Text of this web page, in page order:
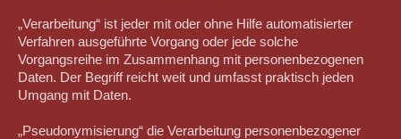
„Verarbeitung“ ist jeder mit oder ohne Hilfe automatisierter
Verfahren ausgeführte Vorgang oder jede solche
Vorgangsreihe im Zusammenhang mit personenbezogenen
Daten. Der Begriff reicht weit und umfasst praktisch jeden
Umgang mit Daten.
„Pseudonymisierung“ die Verarbeitung personenbezogener